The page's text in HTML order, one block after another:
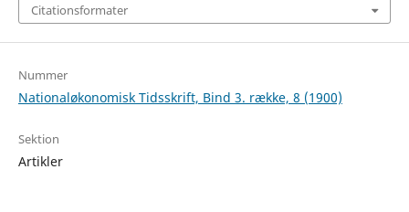
Citationsformater
Nummer
Nationaløkonomisk Tidsskrift, Bind 3. række, 8 (1900)
Sektion
Artikler